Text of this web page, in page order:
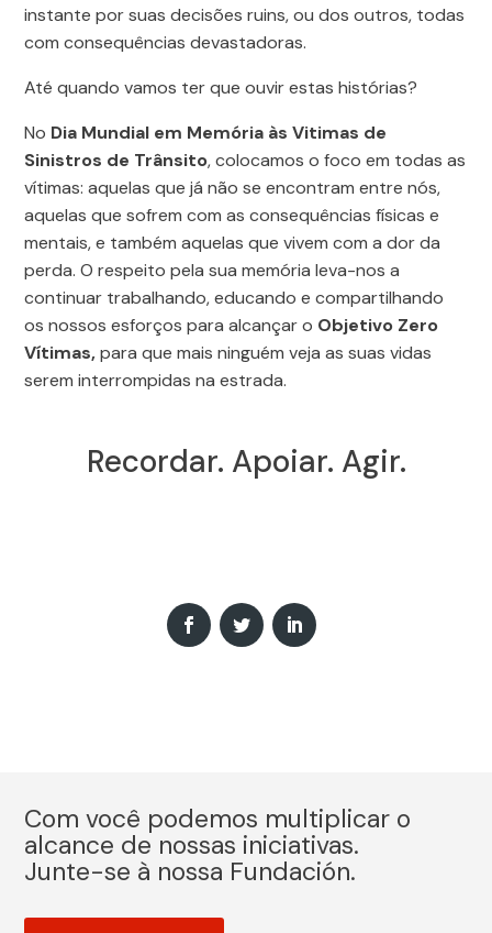
instante por suas decisões ruins, ou dos outros, todas
com consequências devastadoras.
Até quando vamos ter que ouvir estas histórias?
No Dia Mundial em Memória às Vitimas de
Sinistros de Trânsito, colocamos o foco em todas as
vítimas: aquelas que já não se encontram entre nós,
aquelas que sofrem com as consequências físicas e
mentais, e também aquelas que vivem com a dor da
perda. O respeito pela sua memória leva-nos a
continuar trabalhando, educando e compartilhando
os nossos esforços para alcançar o Objetivo Zero
Vítimas,para que mais ninguém veja as suas vidas
serem interrompidas na estrada.
Recordar. Apoiar. Agir.
Com você podemos multiplicar o
alcance de nossas iniciativas.
Junte-se à nossa Fundación.